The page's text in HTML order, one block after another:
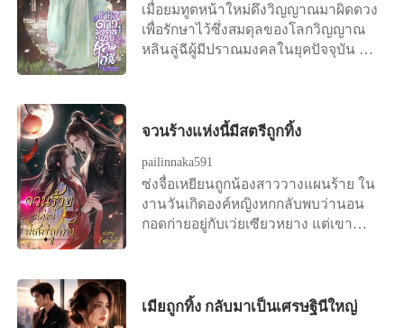
เมื่อยมทูตหน้าใหม่ดึงวิญญาณมาผิดดวง
เพื่อรักษาไว้ซึ่งสมดุลของโลกวิญญาณ
หลินลู่ฉีผู้มีปราณมงคลในยุคปัจจุบัน จึง
วิญญาณสวมร่างได้ แต่เมื่อขับไล่
จำเป็นต้องขับไล่คน ออกจากอารามแทน
++++ "อนิจจาวาสนาเด็กน้อยได้ดับสิ้น
ลงแล้ว จี้คงเตรียมพิธีสวดส่งวิญญาณให้
นางเถอะ" นักพรตเฒ่าสั่งการลูกศิษย์ตัว
ทำพิธีสวดส่งวิญญาณผู้ตาย ทว่าผ่านไป
จวนร้างแห่งนี้มีสตรีถูกทิ้ง
pailinnaka591
ซ่งจื่อเหยียนถูกน้องสาววางแผนร้าย ใน
งานวันเกิดองค์หญิงหกกลับพบว่านอน
กอดก่ายอยู่กับเว่ยเซียวหยาง แต่เขา
สวมบทคุณแม่เลย ซ่งจื่อเหยียนเจ้าของ
เมียถูกทิ้ง กลับมาเป็นเศรษฐินีใหญ่